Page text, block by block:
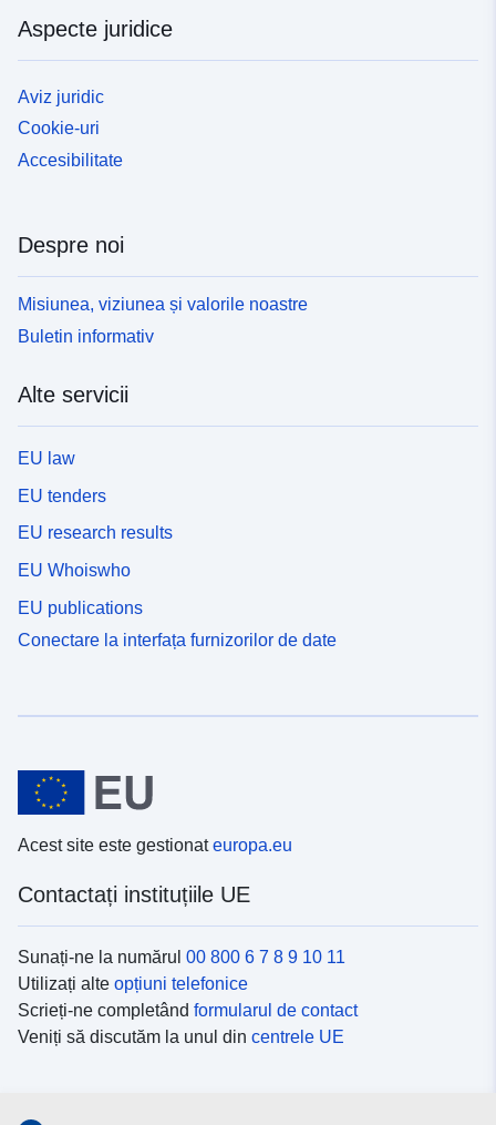
Aspecte juridice
Aviz juridic
Cookie-uri
Accesibilitate
Despre noi
Misiunea, viziunea și valorile noastre
Buletin informativ
Alte servicii
EU law
EU tenders
EU research results
EU Whoiswho
EU publications
Conectare la interfața furnizorilor de date
Acest site este gestionateuropa.eu
Contactați instituțiile UE
Sunați-ne la numărul 00 800 6 7 8 9 10 11
Utilizați alte opțiuni telefonice
Scrieți-ne completând formularul de contact
Veniți să discutăm la unul din centrele UE